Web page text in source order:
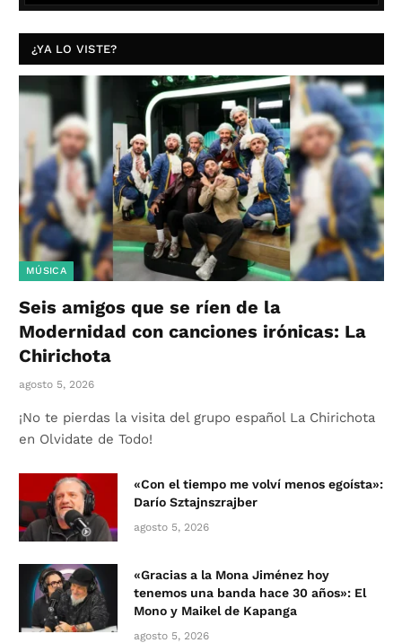
¿YA LO VISTE?
MÚSICA
Seis amigos que se ríen de la
Modernidad con canciones irónicas: La
Chirichota
agosto 5, 2026
¡No te pierdas la visita del grupo español La Chirichota
en Olvidate de Todo!
«Con el tiempo me volví menos egoísta»:
Darío Sztajnszrajber
agosto 5, 2026
«Gracias a la Mona Jiménez hoy
tenemos una banda hace 30 años»: El
Mono y Maikel de Kapanga
agosto 5, 2026